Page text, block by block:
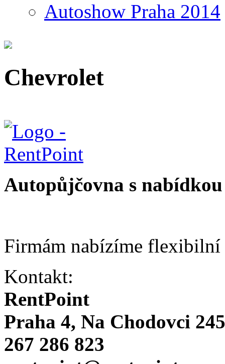
Autoshow Praha 2014
Chevrolet
Autopůjčovna s
Firmám nabízíme flexibilní
Kontakt:
RentPoint
Praha 4, Na Chodovci
267 286 823